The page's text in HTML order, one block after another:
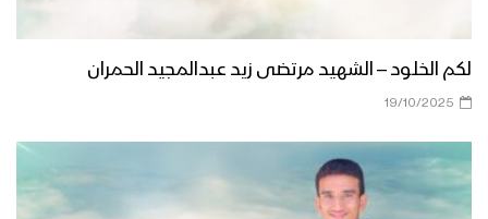
لكم الخلود – الشهيد مرتضى زيد عبدالمجيد الحمران
19/10/2025